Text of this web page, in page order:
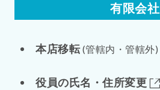
有限会社
本店移転(管轄内・管轄外)
役員の氏名・住所変更